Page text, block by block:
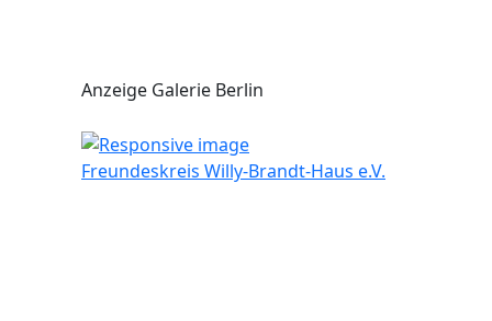
Anzeige Galerie Berlin
Freundeskreis Willy-Brandt-Haus e.V.